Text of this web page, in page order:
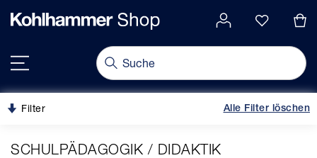
springen
Filter Alle Filter löschen
SCHULPÄDAGOGIK / DIDAKTIK